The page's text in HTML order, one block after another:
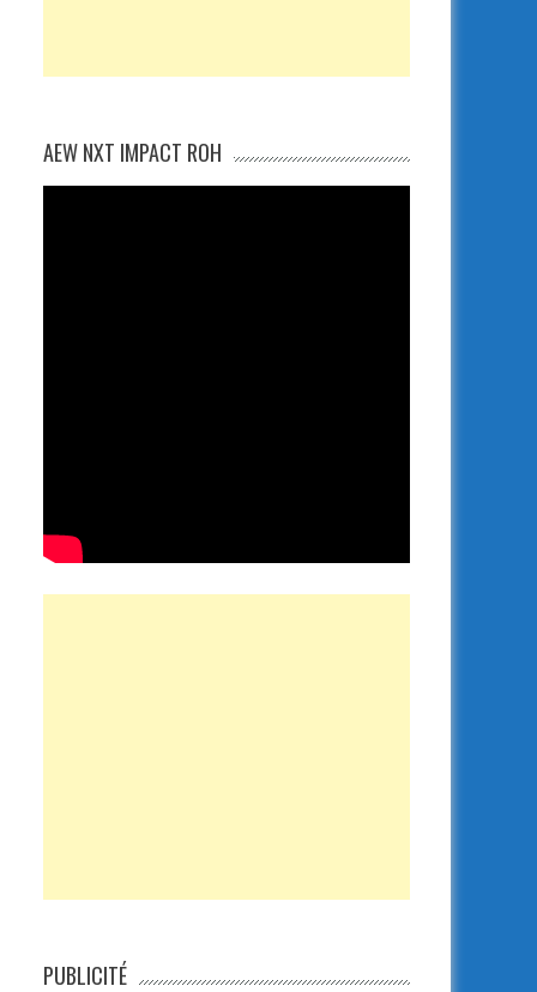
AEW NXT IMPACT ROH
PUBLICITÉ